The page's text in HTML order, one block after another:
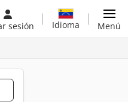
sesión Idioma Menú